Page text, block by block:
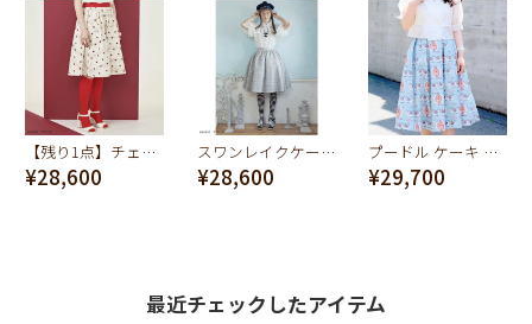
【残り1点】チェリー ポルカドット スカート
¥28,600
スワンレイクケーキ スカート（ミスティーブルー）
¥28,600
プードル ケーキ スカート（ミント）
¥29,700
最近チェックしたアイテム